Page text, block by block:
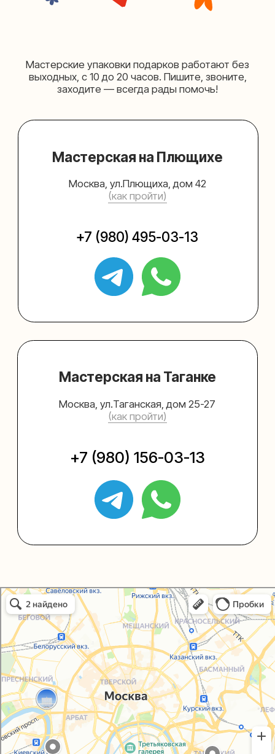
Упаковали Онлайн в Москве
Москва
Согласие на обработку персональных данных
© 2021-2025, ООО "УПАКОВАЛИ ОНЛАЙН"
Сайт разработала
bogachevas
help@upakovali.online
Услуги Блог
Каталог
Упаковать подарок
В личный кабинет